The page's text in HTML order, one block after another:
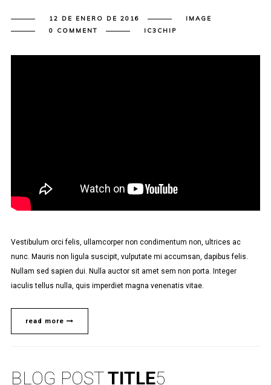
12 DE ENERO DE 2016
IMAGE
0 COMMENT
IC3CHIP
Vestibulum orci felis, ullamcorper non condimentum non, ultrices ac
nunc. Mauris non ligula suscipit, vulputate mi accumsan, dapibus felis.
Nullam sed sapien dui. Nulla auctor sit amet sem non porta. Integer
iaculis tellus nulla, quis imperdiet magna venenatis vitae.
read more
BLOG POSTTITLE5